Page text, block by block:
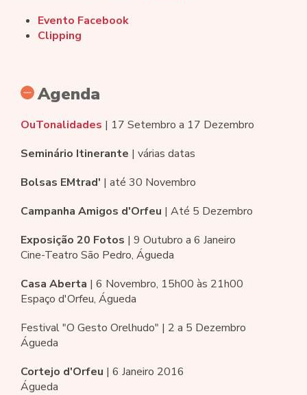
Evento Facebook
Clipping
Agenda
OuTonalidades | 17 Setembro a 17 Dezembro
Seminário Itinerante | várias datas
Bolsas EMtrad' | até 30 Novembro
Campanha Amigos d'Orfeu | Até 5 Dezembro
Exposição 20 Fotos | 9 Outubro a 6 Janeiro
Cine-Teatro São Pedro, Águeda
Casa Aberta | 6 Novembro, 15h00 às 21h00
Espaço d'Orfeu, Águeda
Festival "O Gesto Orelhudo" | 2 a 5 Dezembro
Águeda
Cortejo d'Orfeu | 6 Janeiro 2016
Águeda